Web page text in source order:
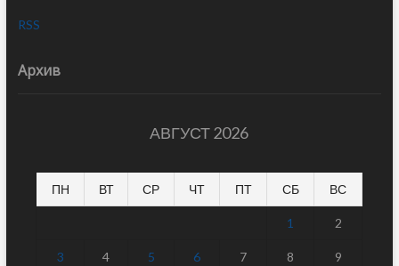
RSS
Архив
АВГУСТ 2026
ПН ВТ СР ЧТ ПТ СБ ВС
1 2
3 4 5 6 7 8 9